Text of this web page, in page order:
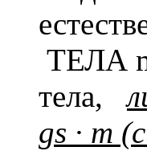
ТЕЛА
тела,
gs · m